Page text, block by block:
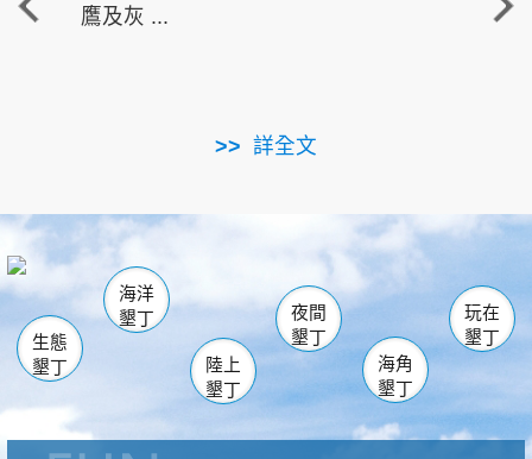
鷹及灰 ...
詳全文
走進
南仁湖
海生館
恆春 佳樂水
龍鑾潭自然中心 森林遊樂區
瓊麻館
關山 墾管處遊客中心
社頂公園 風吹沙
船帆石
白砂 龍磐公園
香蕉灣
砂島
鵝鑾鼻
生態
墾丁
海洋
墾丁
陸上
墾丁
夜間
墾丁
海角
墾丁
玩在
墾丁